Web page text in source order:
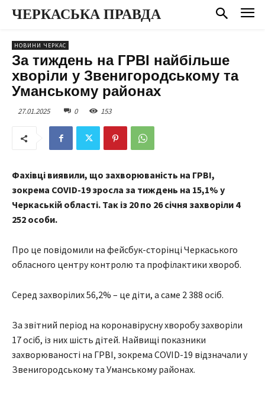
ЧЕРКАСЬКА ПРАВДА
НОВИНИ ЧЕРКАС
За тиждень на ГРВІ найбільше
хворіли у Звенигородському та
Уманському районах
27.01.2025 0 153
Фахівці виявили, що захворюваність на ГРВІ,
зокрема COVID-19 зросла за тиждень на 15,1% у
Черкаській області. Так із 20 по 26 січня захворіли 4
252 особи.
Про це повідомили на фейсбук-сторінці Черкаського
обласного центру контролю та профілактики хвороб.
Серед захворілих 56,2% – це діти, а саме 2 388 осіб.
За звітний період на коронавірусну хворобу захворіли
17 осіб, із них шість дітей. Найвищі показники
захворюваності на ГРВІ, зокрема COVID-19 відзначали у
Звенигородському та Уманському районах.